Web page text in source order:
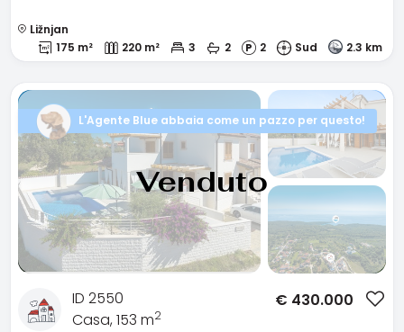
Ližnjan
175 m²
220 m² 3 2 2 Sud 2.3 km
Venduto
L'Agente Blue abbaia come un pazzo per questo!
ID 2550
Casa, 153 m2
€ 430.000